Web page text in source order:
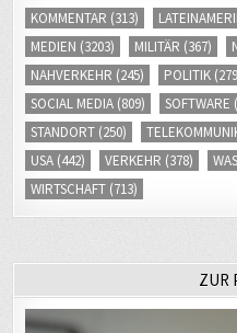
KOMMENTAR (313)
MEDIEN (3203) MILITÄR (367)
NAHVERKEHR (245) POLITIK
SOCIAL MEDIA (809) SOFTWARE
STANDORT (250)
USA (442) VERKEHR (378)
WIRTSCHAFT (713)
ZUR